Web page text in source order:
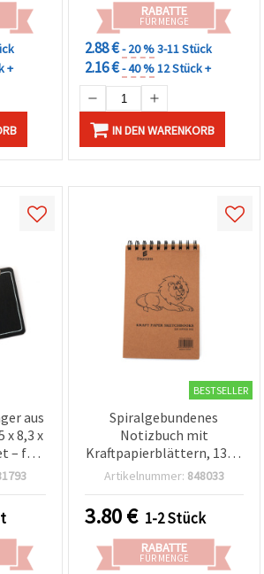
+
RABATTE
FÜR MENGE
2.88 €- 20 %3-11 Stück
2.16 €- 40 %12 Stück +
IN DEN WARENKORB
aus
x 8,3 x
– für
BESTSELLER
Spiralgebundenes
Notizbuch mit
Kraftpapierblättern, 130 x
195 mm, 80 g/m² – 50
Scrapbooking
Artikelnummer: 848033
3.80€ 1-2 Stück
RABATTE
FÜR MENGE